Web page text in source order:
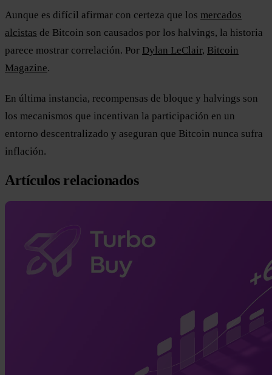
Aunque es difícil afirmar con certeza que los mercados
alcistas de Bitcoin son causados por los halvings, la historia
parece mostrar correlación. Por Dylan LeClair, Bitcoin
Magazine.
En última instancia, recompensas de bloque y halvings son
los mecanismos que incentivan la participación en un
entorno descentralizado y aseguran que Bitcoin nunca sufra
inflación.
Artículos relacionados